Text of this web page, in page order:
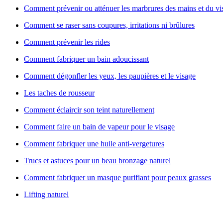
Comment prévenir ou atténuer les marbrures des mains et du
Comment se raser sans coupures, irritations ni brûlures
Comment prévenir les rides
Comment fabriquer un bain adoucissant
Comment dégonfler les yeux, les paupières et le visage
Les taches de rousseur
Comment éclaircir son teint naturellement
Comment faire un bain de vapeur pour le visage
Comment fabriquer une huile anti-vergetures
Trucs et astuces pour un beau bronzage naturel
Comment fabriquer un masque purifiant pour peaux grasses
Lifting naturel